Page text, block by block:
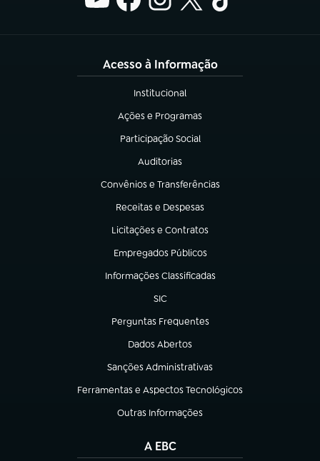
Acesso à Informação
Institucional
(abre em nova aba)
Ações e Programas
(abre em nova aba)
Participação Social
(abre em nova aba)
Auditorias
(abre em nova aba)
Convênios e Transferências
(abre em nova aba)
Receitas e Despesas
(abre em nova aba)
Licitações e Contratos
(abre em nova aba)
Empregados Públicos
(abre em nova aba)
Informações Classificadas
(abre em nova aba)
SIC
(abre em nova aba)
Perguntas Frequentes
(abre em nova aba)
Dados Abertos
(abre em nova aba)
Sanções Administrativas
(abre em nova aba)
Ferramentas e Aspectos Tecnológicos
(abre em nova aba)
Outras Informações
(abre em nova aba)
A EBC